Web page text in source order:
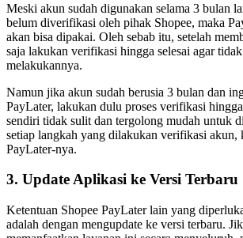
Meski akun sudah digunakan selama 3 bulan
belum diverifikasi oleh pihak Shopee, maka
akan bisa dipakai. Oleh sebab itu, setelah
saja lakukan verifikasi hingga selesai agar
melakukannya.
Namun jika akun sudah berusia 3 bulan dan
PayLater, lakukan dulu proses verifikasi
sendiri tidak sulit dan tergolong mudah untuk
setiap langkah yang dilakukan verifikasi akun,
PayLater-nya.
3. Update Aplikasi ke Versi Terbaru
Ketentuan Shopee PayLater lain yang
adalah dengan mengupdate ke versi terbaru.